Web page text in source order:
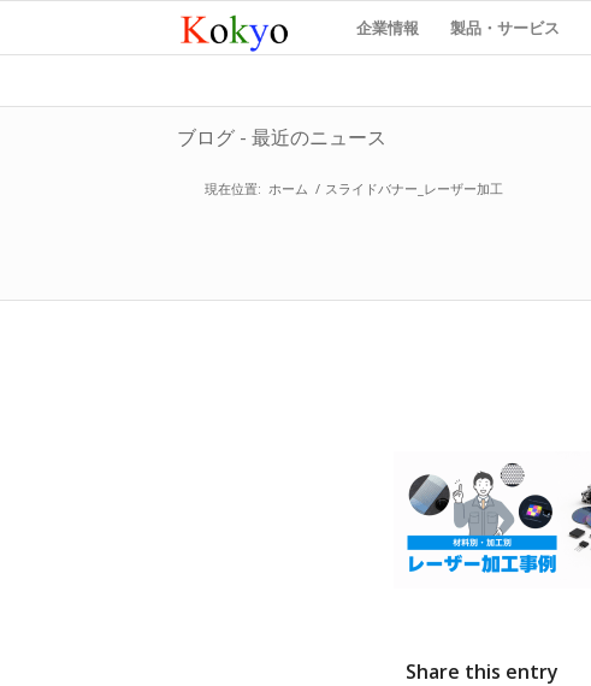
企業情報 製品・サービス
ブログ - 最近のニュース
現在位置: ホーム / スライドバナー_レーザー加工
Share this entry